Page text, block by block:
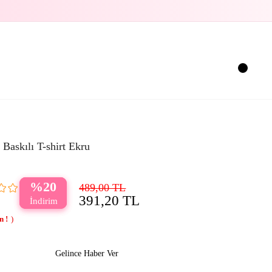
T-shirt Ekru
20 489,00 TL
391,20 TL
Gelince Haber Ver